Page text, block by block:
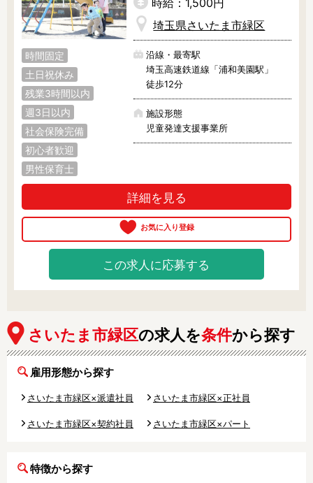
時間固定
土日祝休み
残業3時間以内
週3日以内
社会保険完備
初心者歓迎
男性保育士
時給：1,500円
埼玉県さいたま市緑区
沿線・最寄駅
埼玉高速鉄道線「浦和美園駅」
徒歩12分
施設形態
児童発達支援事業所
詳細を見る
この求人に応募する
さいたま市緑区の求人を条件から探す
雇用形態から探す
さいたま市緑区×派遣社員 さいたま市緑区×正社員
さいたま市緑区×契約社員 さいたま市緑区×パート
特徴から探す